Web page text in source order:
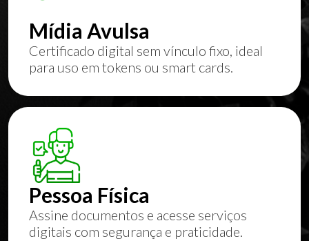
Mídia Avulsa
Certificado digital sem vínculo fixo, ideal
para uso em tokens ou smart cards.
Pessoa Física
Assine documentos e acesse serviços
digitais com segurança e praticidade.